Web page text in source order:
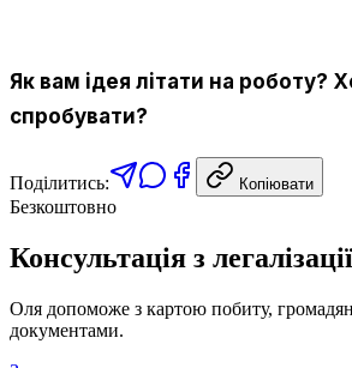
Як вам ідея літати на роботу?
спробувати?
Поділитись: Копіювати
Безкоштовно
Консультація з легалізації
Оля допоможе з картою побиту,
документами.